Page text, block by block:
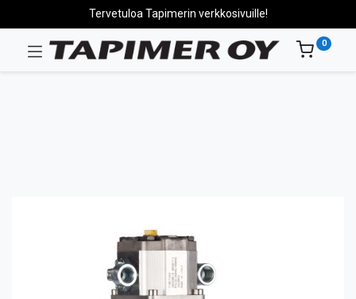
Tervetuloa Tapimerin verkkosivuille!
0